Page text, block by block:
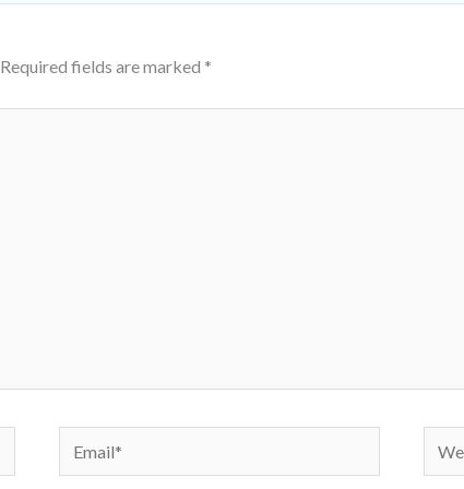
Required fields are marked *
Email*